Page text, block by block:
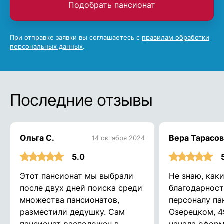
Подобрать пансионат
При отправке заявки вы соглашаетесь с правилам обработки
персональных данных.
Последние отзывы
Ольга С. 14 октября 2024
5.0
Этот пансионат мы выбрали
после двух дней поиска среди
множества пансионатов,
разместили дедушку. Сам
Вера
Не знаю,
персоналу
Озерецком,